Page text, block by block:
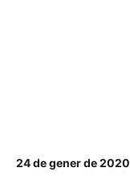
24 de gener de 2020